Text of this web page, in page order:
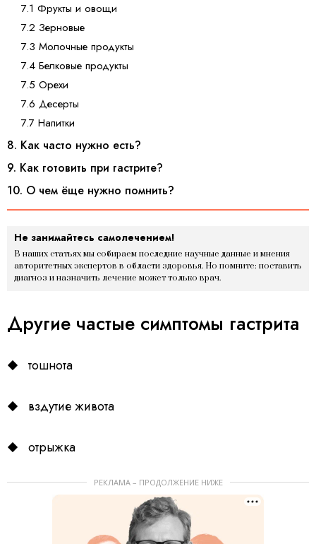
7.1 Фрукты и овощи
7.2 Зерновые
7.3 Молочные продукты
7.4 Белковые продукты
7.5 Орехи
7.6 Десерты
7.7 Напитки
8. Как часто нужно есть?
9. Как готовить при гастрите?
10. О чем ёще нужно помнить?
Не занимайтесь самолечением!
В наших статьях мы собираем последние научные данные и мнения
авторитетных экспертов в области здоровья. Но помните: поставить
диагноз и назначить лечение может только врач.
Другие частые симптомы гастрита
тошнота
вздутие живота
отрыжка
РЕКЛАМА – ПРОДОЛЖЕНИЕ НИЖЕ